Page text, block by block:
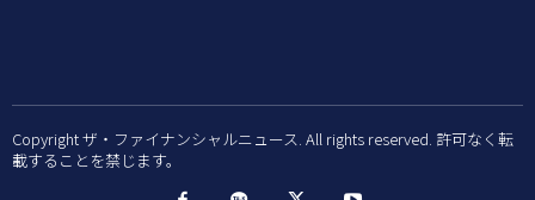
Copyright ザ・ファイナンシャルニュース. All rights reserved. 許可なく転
載することを禁じます。